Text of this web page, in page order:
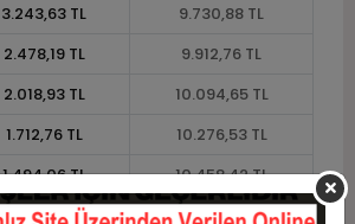
3.243,63 TL
9.730,88 TL
2.478,19 TL
9.912,76 TL
2.018,93 TL
10.094,65 TL
1.712,76 TL
10.276,53 TL
1.494,06 TL
10.458,42 TL
1.330,04 TL
10.640,30 TL